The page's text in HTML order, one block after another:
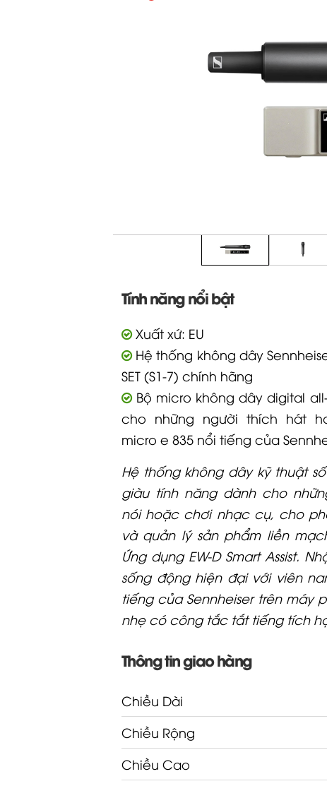
Tính năng nổi bật
Xuất xứ: EU
Hệ thống không dây
SET (S1-7) chính hãng
Bộ micro không dây digital
cho những người thích hát
micro e 835 nổi tiếng của
Hệ thống không dây kỹ thuật
giàu tính năng dành cho
nói hoặc chơi nhạc cụ, cho
và quản lý sản phẩm liền
Ứng dụng EW-D Smart Assist.
sống động hiện đại với viên
tiếng của Sennheiser trên máy
nhẹ có công tắc tắt tiếng tích
Thông tin giao hàng
Chiều Dài
Chiều Rộng
Chiều Cao